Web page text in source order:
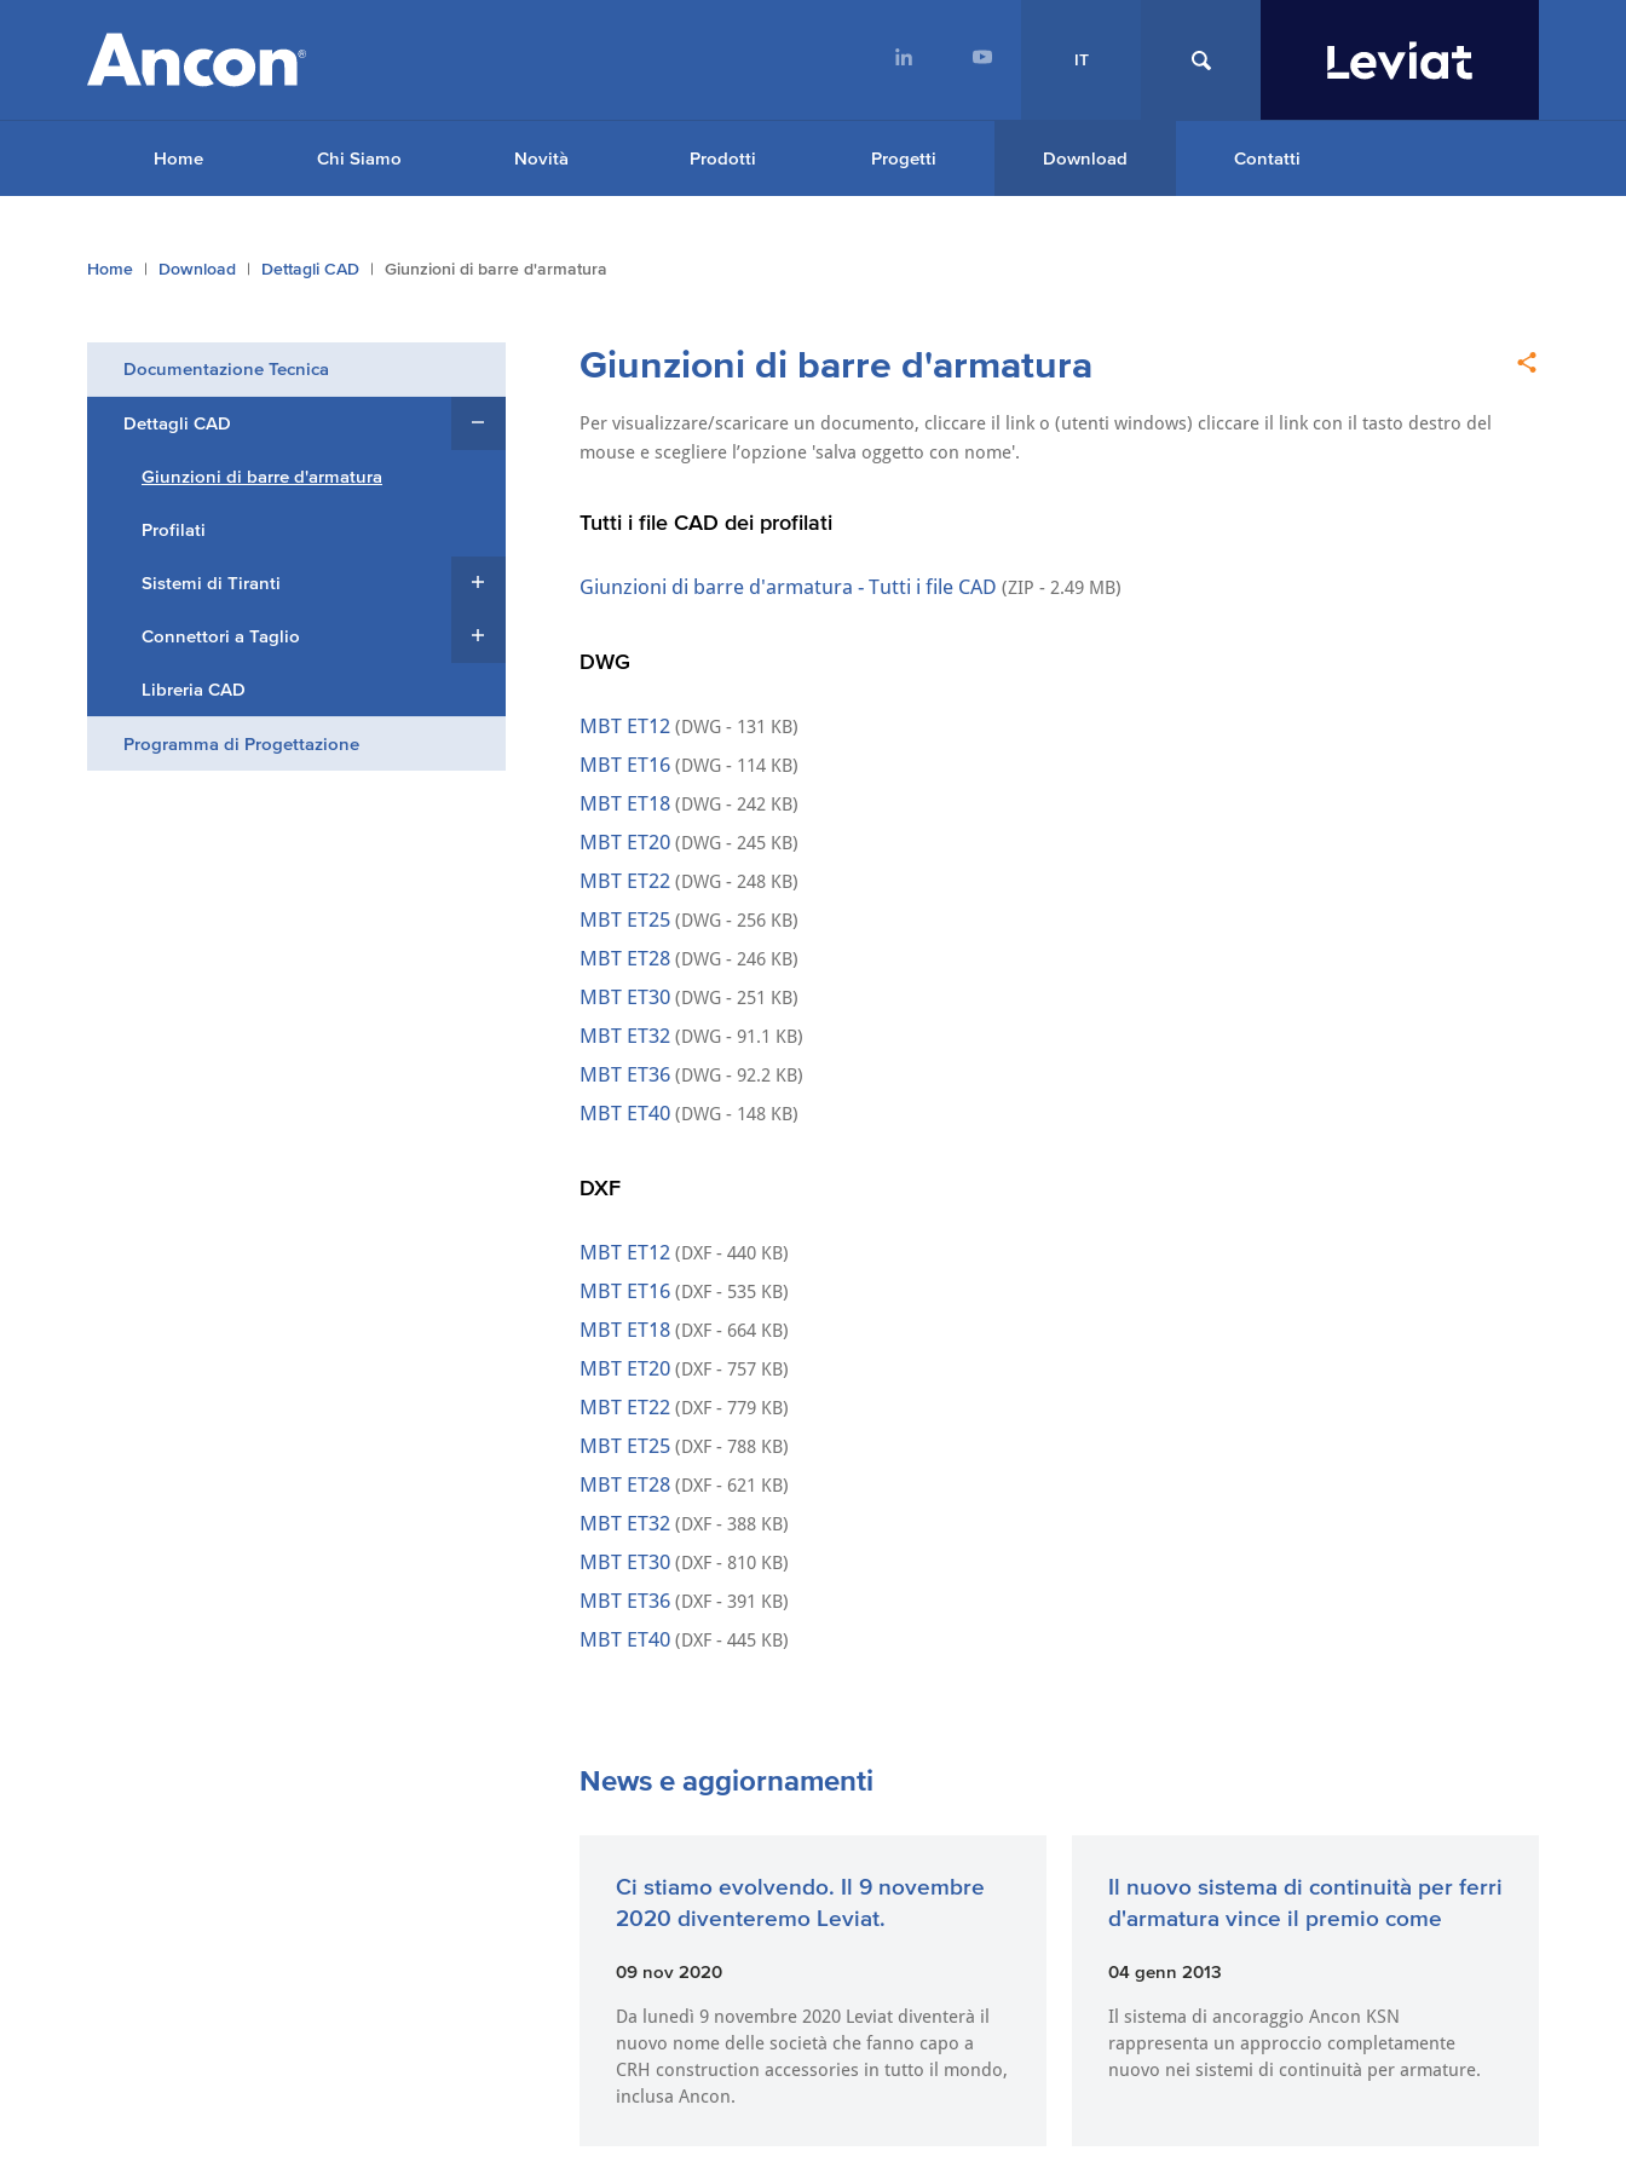
IT
Home Chi Siamo Novità Prodotti Progetti Download Contatti
Tu
Home Download Dettagli CAD Giunzioni di barre d'armatura
Giunzioni di barre d'armatura
Per visualizzare/scaricare un documento, cliccare il link o (utenti windows) cliccare il link con il tasto destro del
mouse e scegliere l’opzione 'salva oggetto con nome'.
Tutti i file CAD dei profilati
Giunzioni di barre d'armatura - Tutti i file CAD (ZIP - 2.49 MB)
DWG
MBT ET12(DWG - 131 KB)
MBT ET16(DWG - 114 KB)
MBT ET18(DWG - 242 KB)
MBT ET20(DWG - 245 KB)
MBT ET22(DWG - 248 KB)
MBT ET25(DWG - 256 KB)
MBT ET28(DWG - 246 KB)
MBT ET30(DWG - 251 KB)
MBT ET32(DWG - 91.1 KB)
MBT ET36(DWG - 92.2 KB)
MBT ET40(DWG - 148 KB)
DXF
MBT ET12(DXF - 440 KB)
MBT ET16(DXF - 535 KB)
MBT ET18(DXF - 664 KB)
MBT ET20(DXF - 757 KB)
MBT ET22(DXF - 779 KB)
MBT ET25(DXF - 788 KB)
MBT ET28(DXF - 621 KB)
MBT ET32(DXF - 388 KB)
MBT ET30(DXF - 810 KB)
MBT ET36(DXF - 391 KB)
MBT ET40(DXF - 445 KB)
News e aggiornamenti
Ci stiamo evolvendo. Il 9 novembre
2020 diventeremo Leviat.
09 nov 2020
Da lunedì 9 novembre 2020 Leviat diventerà il
nuovo nome delle società che fanno capo a
CRH construction accessories in tutto il mondo,
inclusa Ancon.
Il nuovo sistema di continuità per ferri
d'armatura vince il premio come
04 genn 2013
Il sistema di ancoraggio Ancon KSN
rappresenta un approccio completamente
nuovo nei sistemi di continuità per armature.
Documentazione Tecnica
Dettagli CAD
Giunzioni di barre d'armatura
Profilati
Sistemi di Tiranti
Connettori a Taglio
Libreria CAD
Programma di Progettazione